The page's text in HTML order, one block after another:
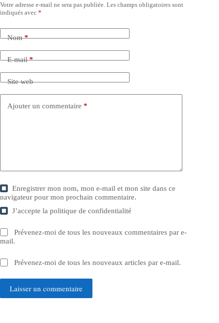
Votre adresse e-mail ne sera pas publiée. Les champs obligatoires sont
indiqués avec *
Nom*
E-mail*
Site web
Ajouter un commentaire *
Enregistrer mon nom, mon e-mail et mon site dans ce
navigateur pour mon prochain commentaire.
J’accepte lapolitique de confidentialité
Prévenez-moi de tous les nouveaux commentaires par e-
mail.
Prévenez-moi de tous les nouveaux articles par e-mail.
Laisser un commentaire